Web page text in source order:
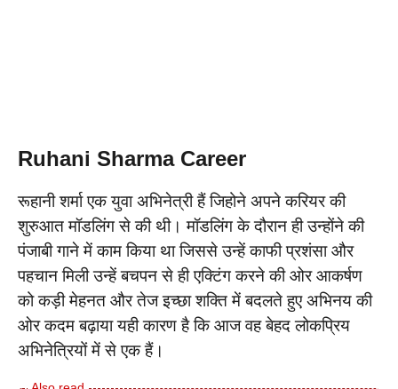
Ruhani Sharma Career
रूहानी शर्मा एक युवा अभिनेत्री हैं जिहोने अपने करियर की
शुरुआत मॉडलिंग से की थी। मॉडलिंग के दौरान ही उन्होंने की
पंजाबी गाने में काम किया था जिससे उन्हें काफी प्रशंसा और
पहचान मिली उन्हें बचपन से ही एक्टिंग करने की ओर आकर्षण
को कड़ी मेहनत और तेज इच्छा शक्ति में बदलते हुए अभिनय की
ओर कदम बढ़ाया यही कारण है कि आज वह बेहद लोकप्रिय
अभिनेत्रियों में से एक हैं।